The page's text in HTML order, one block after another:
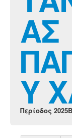
chesstu.be @
LoginΑΣ
Υ
Περίοδος 2025B